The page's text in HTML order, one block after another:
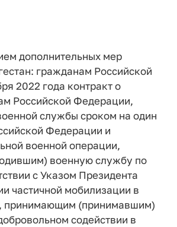
дополнительных мер
гражданам Российской
2022 года контракт о
Российской Федерации,
службы сроком на один
Федерации и
военной операции,
военную службу по
с Указом Президента
частичной мобилизации в
принимающим (принимавшим)
содействии в